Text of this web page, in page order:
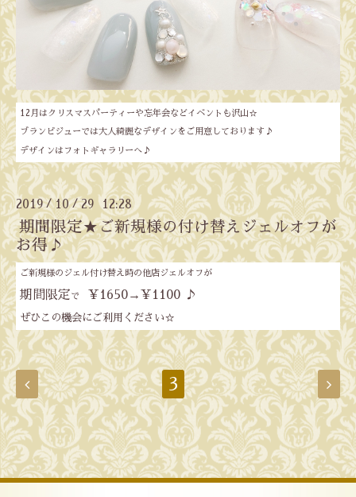
12月はクリスマスパーティーや忘年会などイベントも沢山☆
ブランビジューでは大人綺麗なデザインをご用意しております♪
デザインはフォトギャラリーへ♪
2019/ 10/29 12:28
期間限定★ご新規様の付け替えジェルオフが
お得♪
ご新規様のジェル付け替え時の他店ジェルオフが
期間限定で ¥1650→ ¥1100 ♪
ぜひこの機会にご利用ください☆
3